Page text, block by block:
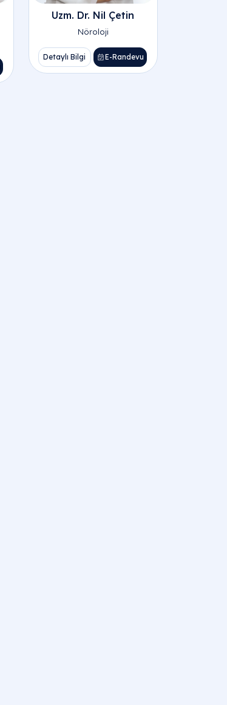
Uzm. Dr. Nil Çetin
Nöroloji
Detaylı Bilgi E-Randevu